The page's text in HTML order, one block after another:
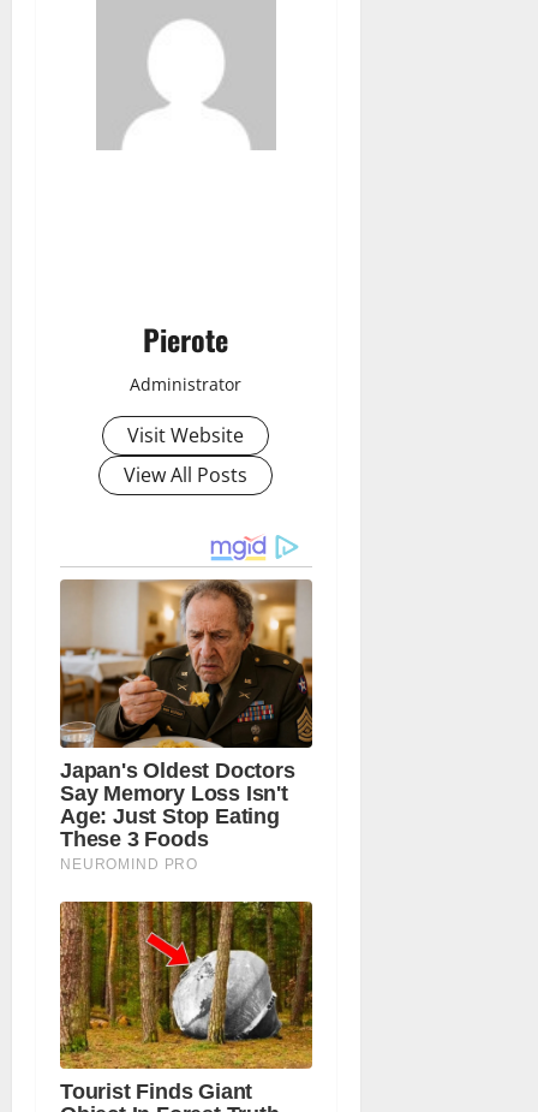
Pierote
Administrator
Visit Website
View All Posts